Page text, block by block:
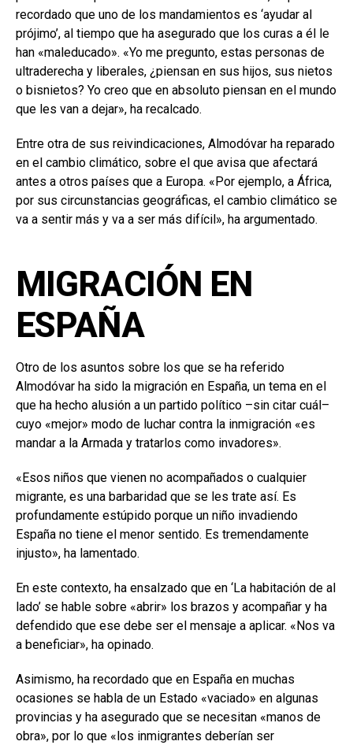
recordado que uno de los mandamientos es ‘ayudar al
prójimo’, al tiempo que ha asegurado que los curas a él le
han «maleducado». «Yo me pregunto, estas personas de
ultraderecha y liberales, ¿piensan en sus hijos, sus nietos
o bisnietos? Yo creo que en absoluto piensan en el mundo
que les van a dejar», ha recalcado.
Entre otra de sus reivindicaciones, Almodóvar ha reparado
en el cambio climático, sobre el que avisa que afectará
antes a otros países que a Europa. «Por ejemplo, a África,
por sus circunstancias geográficas, el cambio climático se
va a sentir más y va a ser más difícil», ha argumentado.
MIGRACIÓN EN
ESPAÑA
Otro de los asuntos sobre los que se ha referido
Almodóvar ha sido la migración en España, un tema en el
que ha hecho alusión a un partido político –sin citar cuál–
cuyo «mejor» modo de luchar contra la inmigración «es
mandar a la Armada y tratarlos como invadores».
«Esos niños que vienen no acompañados o cualquier
migrante, es una barbaridad que se les trate así. Es
profundamente estúpido porque un niño invadiendo
España no tiene el menor sentido. Es tremendamente
injusto», ha lamentado.
En este contexto, ha ensalzado que en ‘La habitación de al
lado’ se hable sobre «abrir» los brazos y acompañar y ha
defendido que ese debe ser el mensaje a aplicar. «Nos va
a beneficiar», ha opinado.
Asimismo, ha recordado que en España en muchas
ocasiones se habla de un Estado «vaciado» en algunas
provincias y ha asegurado que se necesitan «manos de
obra», por lo que «los inmigrantes deberían ser